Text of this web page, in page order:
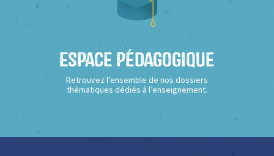
Espace Pédagogique
Retrouvez l’ensemble de nos dossiers
thématiques dédiés à l’enseignement.